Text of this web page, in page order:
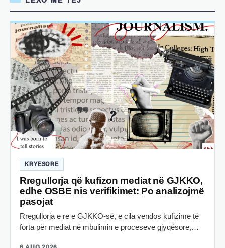
KRYESORE
Rregullorja që kufizon mediat në GJKKO,
edhe OSBE nis verifikimet: Po analizojmë
pasojat
Rregullorja e re e GJKKO-së, e cila vendos kufizime të
forta për mediat në mbulimin e proceseve gjyqësore,…